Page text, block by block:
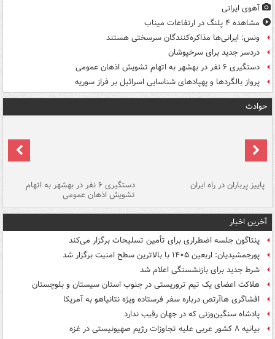
آهوی ایرانی
مشاهده ۴ پلنگ در ارتفاعات میناب
ونس: ایرانی‌ها مذاکره‌کنندگان سرسختی هستند
دردسر جدید برای سرخپوشان
دستگیری ۶ نفر در بهشهر به اتهام تشویش اذهان عمومی
پرواز بالگردها و پهپادهای شناسایی اسرائیل بر فراز سوریه
حوادث
پاییز پرباران در راه ایران دستگیری ۶ نفر در بهشهر به اتهام
تشویش اذهان عمومی
آخرین اخبار
پنتاگون جلسه اضطراری برای تأمین تسلیحات برگزار می‌کند
پورجمشیدیان: اربعین ۱۴۰۵ با بالاترین سطح امنیت برگزار شد
شرط جدید برای بازنشستگی اعلام شد
هلاکت اعضای یک تیم تروریستی در جنوب استان سیستان و بلوچستان
افشاگری هاآرتص درباره سفر فرستاده ویژه نتانیاهو به آمریکا
پادشاه سنگین‌وزنی که در جهان رقیب ندارد
بیانیه ۸ کشور عربی علیه تجاوزات رژیم صهیونیستی در غزه